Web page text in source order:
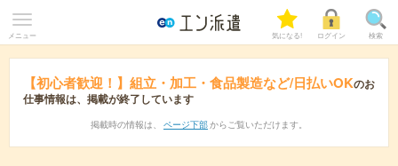
メニュー 気になる! ログイン 検索
【初心者歓迎！】組立・加工・食品製造など/日払いOKのお
仕事情報は、掲載が終了しています
掲載時の情報は、 ページ下部 からご覧いただけます。